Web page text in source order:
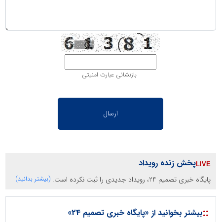
بازنشانی عبارت امنیتی
پخش زنده رویداد
پایگاه خبری تصمیم 24، رویداد جدیدی را ثبت نکرده است. (بیشتر بدانید)
::بیشتر بخوانید از «پایگاه خبری تصمیم 24»